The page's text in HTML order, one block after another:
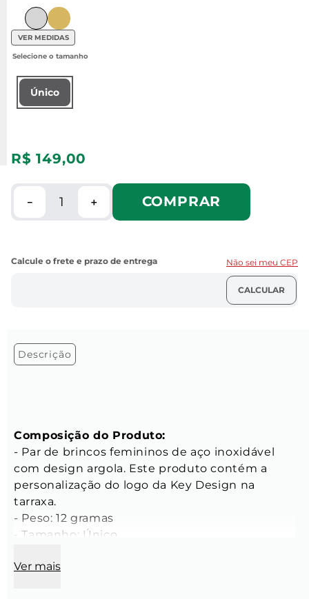
Ir para produto similar com cor Dourada
VER MEDIDAS
Único
R$ 149,00
＋
－ COMPRAR
Não sei meu CEP
Descrição
Composição do Produto:
- Par de brincos femininos de aço inoxidável
com design argola. Este produto contém a
personalização do logo da Key Design na
tarraxa.
- Peso: 12 gramas
- Tamanho: Único
CARACTERÍSTICAS
Ver mais